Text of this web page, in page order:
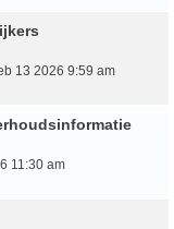
13 2026 9:59 am
11:30 am